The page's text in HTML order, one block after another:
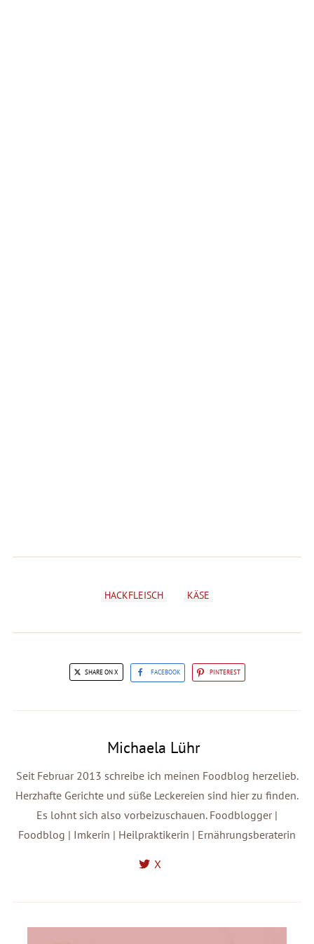
HACKFLEISCH KÄSE
SHARE ON X FACEBOOK PINTEREST
Michaela Lühr
Seit Februar 2013 schreibe ich meinen Foodblog herzelieb.
Herzhafte Gerichte und süße Leckereien sind hier zu finden.
Es lohnt sich also vorbeizuschauen. Foodblogger |
Foodblog | Imkerin | Heilpraktikerin | Ernährungsberaterin
X